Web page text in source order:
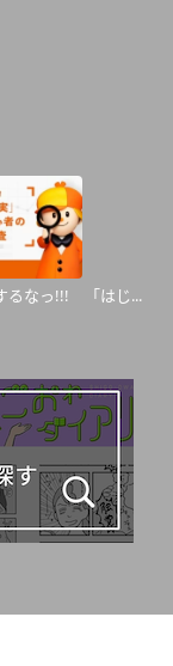
るなっ!!! 「はじ...